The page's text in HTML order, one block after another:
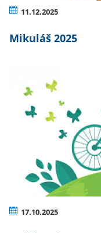
11.12.2025
Mikuláš 2025
17.10.2025